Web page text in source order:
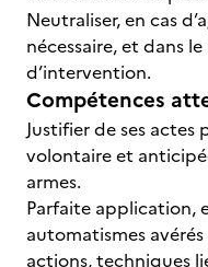
Neutraliser, en cas
nécessaire, et dans
d’intervention.
Compétences
Justifier de ses
volontaire et
armes.
Parfaite application,
automatismes
actions, techniques